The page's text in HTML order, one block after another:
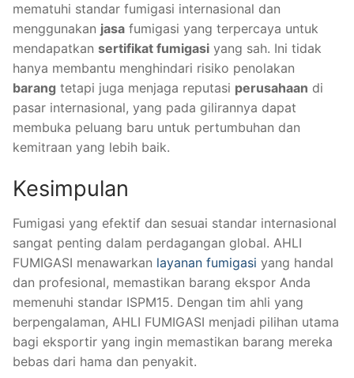
mematuhi standar fumigasi internasional dan
menggunakan jasa fumigasi yang terpercaya untuk
mendapatkan sertifikat fumigasi yang sah. Ini tidak
hanya membantu menghindari risiko penolakan
barang tetapi juga menjaga reputasi perusahaan di
pasar internasional, yang pada gilirannya dapat
membuka peluang baru untuk pertumbuhan dan
kemitraan yang lebih baik.
Kesimpulan
Fumigasi yang efektif dan sesuai standar internasional
sangat penting dalam perdagangan global. AHLI
FUMIGASI menawarkan layanan fumigasi yang handal
dan profesional, memastikan barang ekspor Anda
memenuhi standar ISPM15. Dengan tim ahli yang
berpengalaman, AHLI FUMIGASI menjadi pilihan utama
bagi eksportir yang ingin memastikan barang mereka
bebas dari hama dan penyakit.